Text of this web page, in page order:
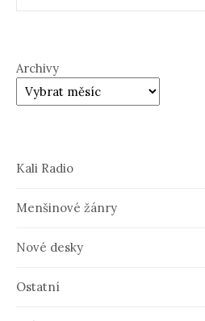
Archivy
Kali Radio
Menšinové žánry
Nové desky
Ostatní